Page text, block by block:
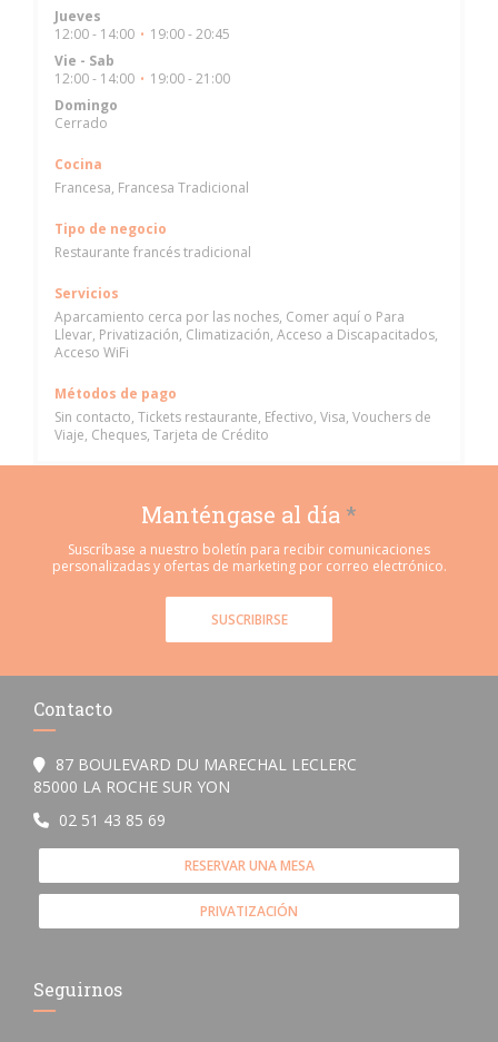
Jueves
12:00 - 14:00 • 19:00 - 20:45
Vie - Sab
12:00 - 14:00 • 19:00 - 21:00
Domingo
Cerrado
Cocina
Francesa, Francesa Tradicional
Tipo de negocio
Restaurante francés tradicional
Servicios
Aparcamiento cerca por las noches, Comer aquí o Para
Llevar, Privatización, Climatización, Acceso a Discapacitados,
Acceso WiFi
Métodos de pago
Sin contacto, Tickets restaurante, Efectivo, Visa, Vouchers de
Viaje, Cheques, Tarjeta de Crédito
Manténgase al día *
Suscríbase a nuestro boletín para recibir comunicaciones
personalizadas y ofertas de marketing por correo electrónico.
SUSCRIBIRSE
Contacto
87 BOULEVARD DU MARECHAL LECLERC
85000 LA ROCHE SUR YON
02 51 43 85 69
RESERVAR UNA MESA
PRIVATIZACIÓN
Seguirnos